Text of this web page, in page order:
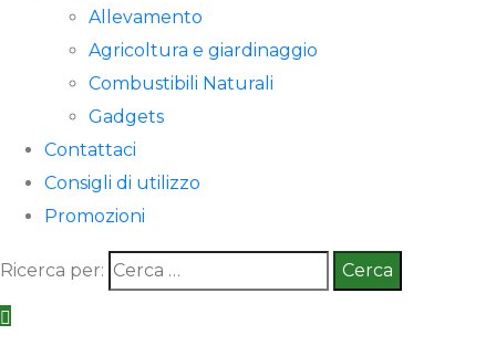
Allevamento
Agricoltura e giardinaggio
Combustibili Naturali
Gadgets
Contattaci
Consigli di utilizzo
Promozioni
Ricerca per: